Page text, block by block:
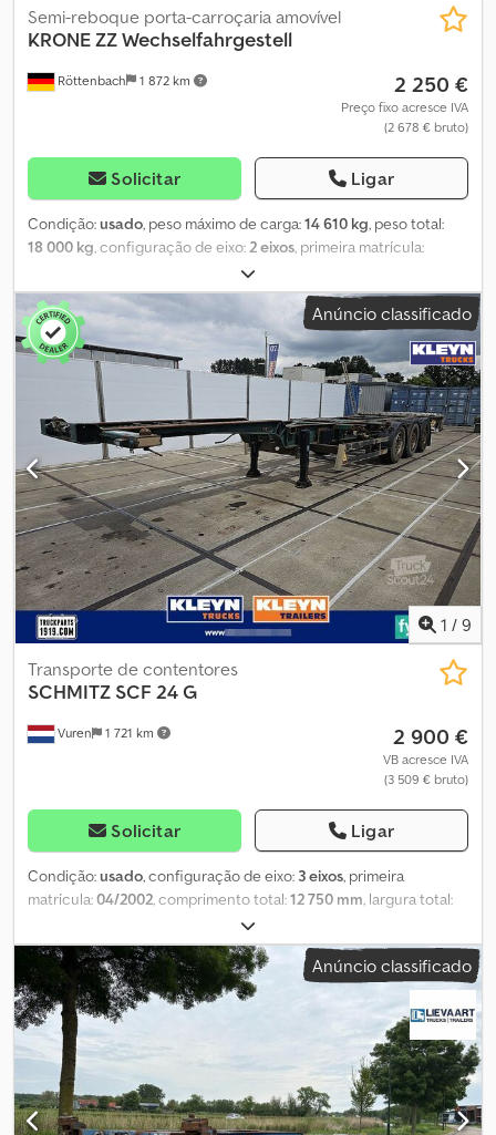
Röttenbach 1 872 km
Semi-reboque porta-carroçaria amovível
KRONEZZ Wechselfahrgestell
2 250 €
Preço fixo acresce IVA
(2 678 € bruto)
Solicitar Ligar
Condição:usado, peso máximo de carga:14 610 kg, peso total:
18 000 kg, configuração de eixo:2 eixos, primeira matrícula:
, Equipamento:
inclui, em geral, apenas o veículo, sem incluir a inspeção técnica
obrigatória (HU/AU/SP) e a matrícula. Djdpfx Adszqyacohjwa
Reservamo-nos o direito de alterar preços e de vender o veículo
a terceiros. A visita ao veículo só é possível mediante
agendamento prévio. Não serão respondidas mensagens
enviadas via WhatsApp. Número interno: 846
Anúncio classificado
1 / 9
Vuren 1 721 km
Transporte de contentores
SCHMITZ SCF 24 G
2 900 €
VB acresce IVA
(3 509 € bruto)
Solicitar Ligar
Condição:usado, configuração de eixo: 3 eixos, primeira
matrícula:04/2002, comprimento total:12 750 mm, largura total:
1 400 mm, suspensão:
pneu:385/65R22,5, cor:outro, Ano de fabrico:2002, Equipamento:
ABS
, = Outras opções e acessórios = - EBS = Observações =
Número de eixos: 3, Peso próprio: 5400 kg, Peso bruto: 39000 kg,
Tipo de chassi: Chassi completo, Material do chassi: Aço, Tamanho
do pino de engate: 2 polegadas, Tipo de suspensão: Suspensão
pneumática, ABS, EBS, Ano de fabricação da carroceria: 2002,
Tipo de eixo: MERCEDES-BENZ = Informações adicionais =
Informações gerais Cabine: Diurna Matrícula: KLEYN1 Sistema de
Anúncio classificado